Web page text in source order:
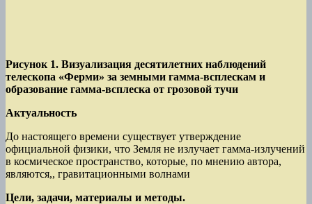
Рисунок 1. Визуализация десятилетних наблюдений
телескопа «Ферми» за земными гамма-всплескам и
образование гамма-всплеска от грозовой тучи
Актуальность
До настоящего времени существует утверждение
официальной физики, что Земля не излучает гамма-излучений
в космическое пространство, которые, по мнению автора,
являются,, гравитационными волнами
Цели, задачи, материалы и методы.